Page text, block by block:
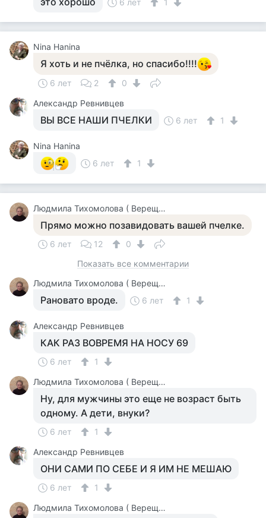
6 лет 1
Nina Hanina
Я хоть и не пчёлка, но спасибо!!!!
6 лет 2
0
Александр Ревнивцев
ВЫ ВСЕ НАШИ ПЧЕЛКИ 6 лет 1
Nina Hanina
6 лет
1
Людмила Тихомолова ( Верещагина )
Прямо можно позавидовать вашей пчелке.
6 лет 12
0
Показать все комментарии
Людмила Тихомолова ( Верещагина )
Рановато вроде. 6 лет 1
Александр Ревнивцев
КАК РАЗ ВОВРЕМЯ НА НОСУ 69
6 лет
1
Людмила Тихомолова ( Верещагина )
Ну, для мужчины это еще не возраст быть
одному. А дети, внуки?
6 лет
1
Александр Ревнивцев
ОНИ САМИ ПО СЕБЕ И Я ИМ НЕ МЕШАЮ
6 лет
1
Людмила Тихомолова ( Верещагина )